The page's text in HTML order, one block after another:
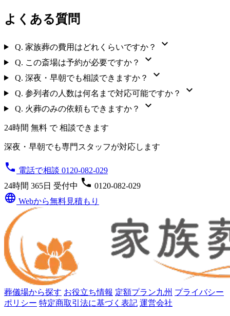
よくある質問
Q. 家族葬の費用はどれくらいですか？ expand_more
Q. この斎場は予約が必要ですか？ expand_more
Q. 深夜・早朝でも相談できますか？ expand_more
Q. 参列者の人数は何名まで対応可能ですか？ expand_more
Q. 火葬のみの依頼もできますか？ expand_more
24時間 無料 で 相談できます
深夜・早朝でも専門スタッフが対応します
phone 電話で相談 0120-082-029
24時間 365日 受付中 phone 0120-082-029
language Webから無料見積もり
葬儀場から探す お役立ち情報 定額プラン九州 プライバシー
ポリシー 特定商取引法に基づく表記 運営会社